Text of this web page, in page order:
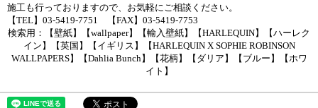
施工も行っておりますので、お気軽にご相談ください。
【TEL】03-5419-7751 【FAX】03-5419-7753
検索用：【壁紙】【wallpaper】【輸入壁紙】【HARLEQUIN】【ハーレク
イン】【英国】【イギリス】【HARLEQUIN X SOPHIE ROBINSON
WALLPAPERS】【Dahlia Bunch】【花柄】【ダリア】【ブルー】【ホワ
イト】